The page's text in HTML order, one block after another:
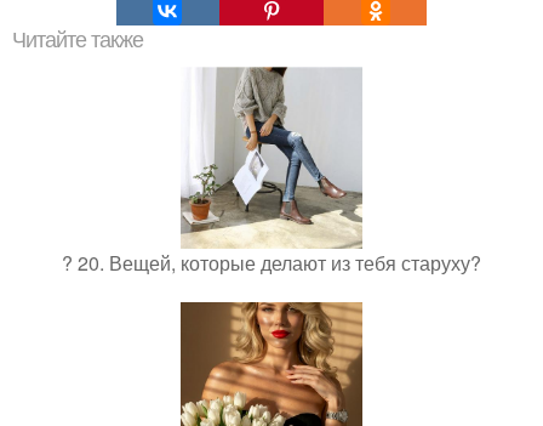
Читайте также
? 20. Вещей, которые делают из тебя старуху?